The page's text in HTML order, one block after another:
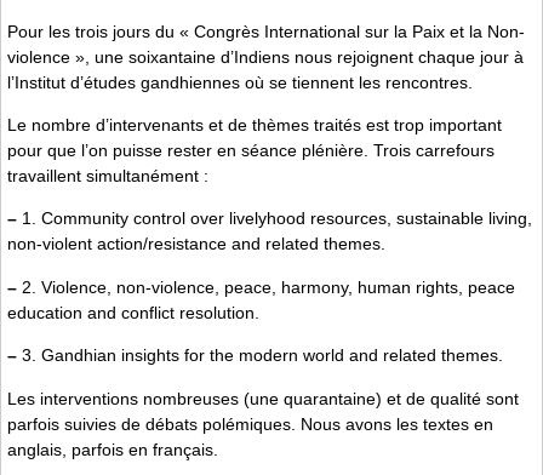
Pour les trois jours du « Congrès International sur la Paix et la Non-
violence », une soixantaine d’Indiens nous rejoignent chaque jour à
l’Institut d’études gandhiennes où se tiennent les rencontres.
Le nombre d’intervenants et de thèmes traités est trop important
pour que l’on puisse rester en séance plénière. Trois carrefours
travaillent simultanément :
– 1. Community control over livelyhood resources, sustainable living,
non-violent action/resistance and related themes.
– 2. Violence, non-violence, peace, harmony, human rights, peace
education and conflict resolution.
– 3. Gandhian insights for the modern world and related themes.
Les interventions nombreuses (une quarantaine) et de qualité sont
parfois suivies de débats polémiques. Nous avons les textes en
anglais, parfois en français.